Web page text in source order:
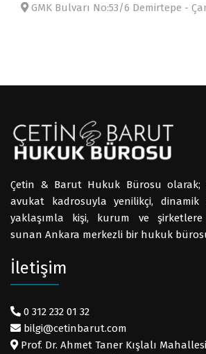
GMK Bulvarı No:53/6 Demirtepe -
Çetin & Barut Hukuk Bürosu olarak;
avukat kadrosuyla yenilikçi, dinamik
yaklaşımla kişi, kurum ve
sunan Ankara merkezli bir hukuk
İletişim
0 312 232 01 32
bilgi@cetinbarut.com
Prof. Dr. Ahmet Taner Kışlalı